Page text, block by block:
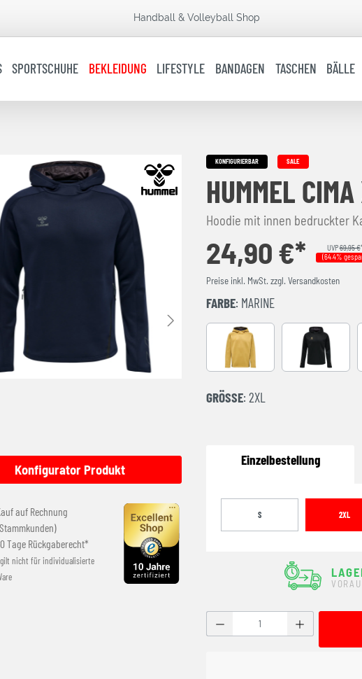
Handball & Volleyball Shop
SPORTSCHUHE BEKLEIDUNG LIFESTYLE BANDAGEN TASCHEN BÄLLE
Konfigurator Produkt
auf Rechnung
Tage Rückgaberecht*
nicht für individualisierte
KONFIGURIERBAR SALE
HUMMEL
Hoodie mit innen bedruckter
24,90 €* UVP69,95 €
(64.4%
Preise inkl. MwSt. zzgl. Versandkosten
FARBE: MARINE
ANTIQUE GOLD Black
GRÖSSE : 2XL
Einzelbestellung
S 2XL
Produkt Anzahl: Gib den